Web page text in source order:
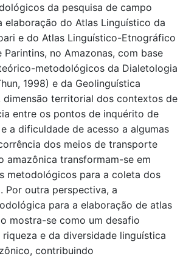
da pesquisa de campo
elaboração do Atlas Linguístico da
e do Atlas Linguístico-Etnográfico
no Amazonas, com base
metodológicos da Dialetologia
1998) e da Geolinguística
dimensão territorial dos contextos de
entre os pontos de inquérito de
a dificuldade de acesso a algumas
dos meios de transporte
amazônica transformam-se em
metodológicos para a coleta dos
Por outra perspectiva, a
para a elaboração de atlas
mostra-se como um desafio
e da diversidade linguística
contribuindo